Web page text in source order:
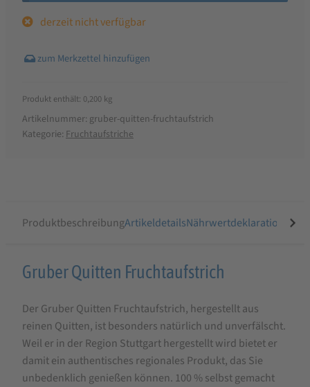
derzeit nicht verfügbar
Produkt enthält: 0,200 kg
Artikelnummer: gruber-quitten-fruchtaufstrich
Kategorie: Fruchtaufstriche
ProduktbeschreibungArtikeldetailsNährwertdeklaration
Produktbeschreibung
Gruber
Quitten
Fruchtaufstrich
Gruber Quitten Fruchtaufstrich
Der Gruber Quitten Fruchtaufstrich, hergestellt aus
reinen Quitten, ist besonders natürlich und unverfälscht.
Weil er in der Region Stuttgart hergestellt wird bietet er
damit ein authentisches regionales Produkt, das Sie
unbedenklich genießen können. 100 % selbst gemacht